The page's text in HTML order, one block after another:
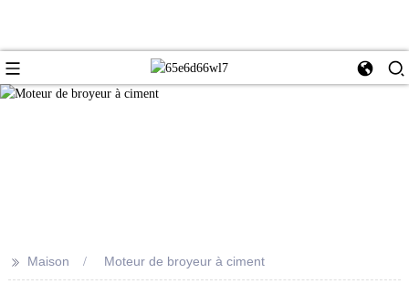
>> Maison Moteur de broyeur à ciment